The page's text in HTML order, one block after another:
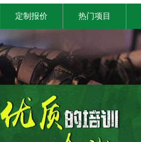
定制报价 热门项目